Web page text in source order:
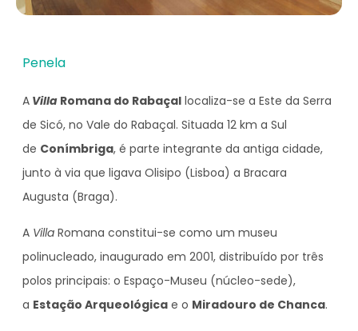
Penela
A Villa Romana do Rabaçal localiza-se a Este da Serra
de Sicó, no Vale do Rabaçal. Situada 12 km a Sul
de Conímbriga, é parte integrante da antiga cidade,
junto à via que ligava Olisipo (Lisboa) a Bracara
Augusta (Braga).
A Villa Romana constitui-se como um museu
polinucleado, inaugurado em 2001, distribuído por três
polos principais: o Espaço-Museu (núcleo-sede),
a Estação Arqueológica e o Miradouro de Chanca.